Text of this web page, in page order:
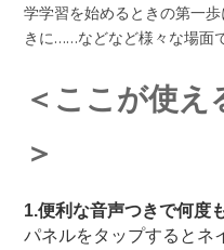
学学習を始めるときの第一
きに……などなど様々な場面
＜ここが使
＞
1.便利な音声つきで何度
パネルをタップするとネ